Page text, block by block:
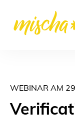
WEBINAR AM